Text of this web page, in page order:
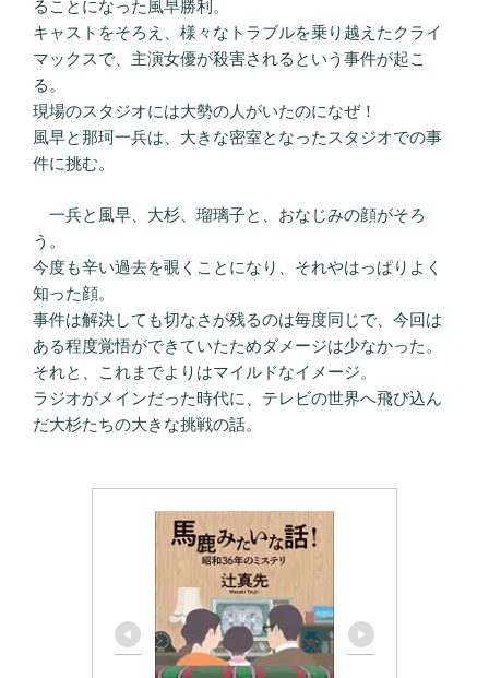
ることになった風早勝利。
キャストをそろえ、様々なトラブルを乗り越えたクライ
マックスで、主演女優が殺害されるという事件が起こ
る。
現場のスタジオには大勢の人がいたのになぜ！
風早と那珂一兵は、大きな密室となったスタジオでの事
件に挑む。
一兵と風早、大杉、瑠璃子と、おなじみの顔がそろ
う。
今度も辛い過去を覗くことになり、それやはっぱりよく
知った顔。
事件は解決しても切なさが残るのは毎度同じで、今回は
ある程度覚悟ができていたためダメージは少なかった。
それと、これまでよりはマイルドなイメージ。
ラジオがメインだった時代に、テレビの世界へ飛び込ん
だ大杉たちの大きな挑戦の話。